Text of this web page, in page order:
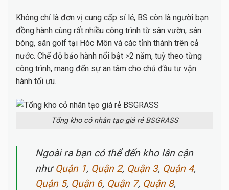
Không chỉ là đơn vị cung cấp sỉ lẻ, BS còn là người bạn
đồng hành cùng rất nhiều công trình từ sân vườn, sân
bóng, sân golf tại Hóc Môn và các tỉnh thành trên cả
nước. Chế độ bảo hành nổi bật >2 năm, tuỳ theo từng
công trình, mang đến sự an tâm cho chủ đầu tư vận
hành tối ưu.
Tổng kho cỏ nhân tạo giá rẻ BSGRASS
Ngoài ra bạn có thể đến kho lân cận
nhưQuận 1, Quận 2, Quận 3, Quận 4,
Quận 5, Quận 6, Quận 7, Quận 8,